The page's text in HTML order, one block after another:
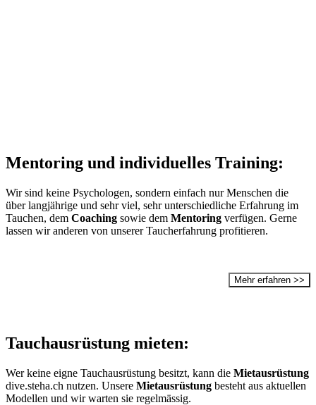
Mentoring und individuelles Training:
Wir sind keine Psychologen, sondern einfach nur Menschen die
über langjährige und sehr viel, sehr unterschiedliche Erfahrung im
Tauchen, dem Coaching sowie dem Mentoring verfügen. Gerne
lassen wir anderen von unserer Taucherfahrung profitieren.
Mehr erfahren >>
Tauchausrüstung mieten:
Wer keine eigne Tauchausrüstung besitzt, kann die Mietausrüstung
dive.steha.ch nutzen. Unsere Mietausrüstung besteht aus aktuellen
Modellen und wir warten sie regelmässig.